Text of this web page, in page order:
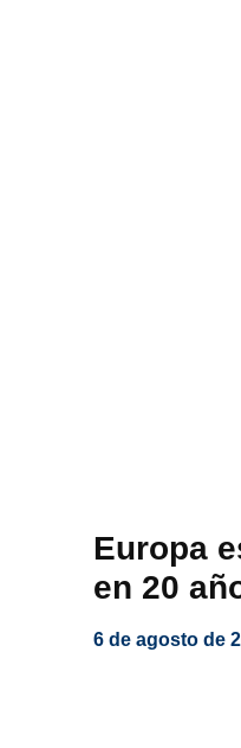
Europa
en 20
6 de agosto de